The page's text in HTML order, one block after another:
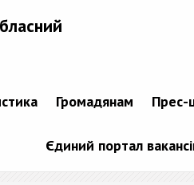
Громадянам Прес-
Єдиний портал